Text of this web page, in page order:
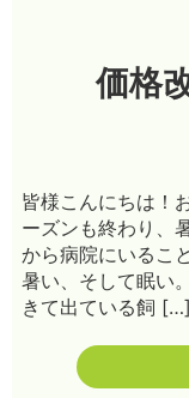
価格
皆様こんにちは！
ーズンも終わり、
から病院にいるこ
暑い、そして眠い
きて出ている飼 […]